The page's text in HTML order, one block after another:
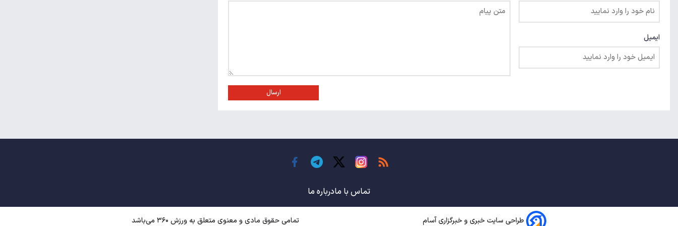
ایمیل
ارسال
تماس با مادرباره ما
طراحی سایت خبری و خبرگزاری آسام تمامی حقوق مادی و معنوی متعلق به ورزش ۳۶۰ می‌باشد